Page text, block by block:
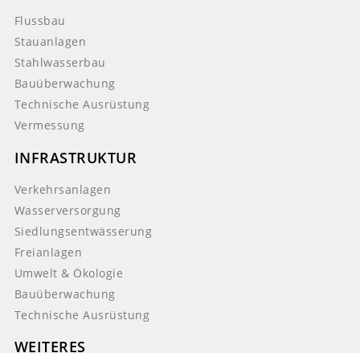
Flussbau
Stauanlagen
Stahlwasserbau
Bauüberwachung
Technische Ausrüstung
Vermessung
INFRASTRUKTUR
Verkehrsanlagen
Wasserversorgung
Siedlungsentwässerung
Freianlagen
Umwelt & Ökologie
Bauüberwachung
Technische Ausrüstung
WEITERES